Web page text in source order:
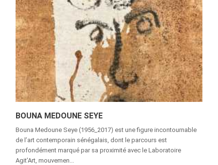
BOUNA MEDOUNE SEYE
Bouna Medoune Seye (1956_2017) est une figure incontournable
de l’art contemporain sénégalais, dont le parcours est
profondément marqué par sa proximité avec le Laboratoire
Agit’Art, mouvemen...